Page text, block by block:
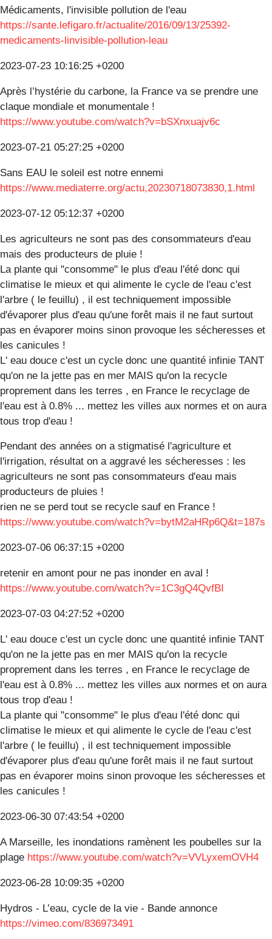
Médicaments, l'invisible pollution de l'eau
https://sante.lefigaro.fr/actualite/2016/09/13/25392-
medicaments-linvisible-pollution-leau
2023-07-23 10:16:25 +0200
Après l’hystérie du carbone, la France va se prendre une
claque mondiale et monumentale !
https://www.youtube.com/watch?v=bSXnxuajv6c
2023-07-21 05:27:25 +0200
Sans EAU le soleil est notre ennemi
https://www.mediaterre.org/actu,20230718073830,1.html
2023-07-12 05:12:37 +0200
Les agriculteurs ne sont pas des consommateurs d'eau
mais des producteurs de pluie !
La plante qui "consomme" le plus d'eau l'été donc qui
climatise le mieux et qui alimente le cycle de l'eau c'est
l'arbre ( le feuillu) , il est techniquement impossible
d'évaporer plus d'eau qu'une forêt mais il ne faut surtout
pas en évaporer moins sinon provoque les sécheresses et
les canicules !
L' eau douce c'est un cycle donc une quantité infinie TANT
qu'on ne la jette pas en mer MAIS qu'on la recycle
proprement dans les terres , en France le recyclage de
l'eau est à 0.8% ... mettez les villes aux normes et on aura
tous trop d'eau !
Pendant des années on a stigmatisé l'agriculture et
l'irrigation, résultat on a aggravé les sécheresses : les
agriculteurs ne sont pas consommateurs d'eau mais
producteurs de pluies !
rien ne se perd tout se recycle sauf en France !
https://www.youtube.com/watch?v=bytM2aHRp6Q&t=187s
2023-07-06 06:37:15 +0200
retenir en amont pour ne pas inonder en aval !
https://www.youtube.com/watch?v=1C3gQ4QvfBI
2023-07-03 04:27:52 +0200
L' eau douce c'est un cycle donc une quantité infinie TANT
qu'on ne la jette pas en mer MAIS qu'on la recycle
proprement dans les terres , en France le recyclage de
l'eau est à 0.8% ... mettez les villes aux normes et on aura
tous trop d'eau !
La plante qui "consomme" le plus d'eau l'été donc qui
climatise le mieux et qui alimente le cycle de l'eau c'est
l'arbre ( le feuillu) , il est techniquement impossible
d'évaporer plus d'eau qu'une forêt mais il ne faut surtout
pas en évaporer moins sinon provoque les sécheresses et
les canicules !
2023-06-30 07:43:54 +0200
A Marseille, les inondations ramènent les poubelles sur la
plage https://www.youtube.com/watch?v=VVLyxemOVH4
2023-06-28 10:09:35 +0200
Hydros - L’eau, cycle de la vie - Bande annonce
https://vimeo.com/836973491